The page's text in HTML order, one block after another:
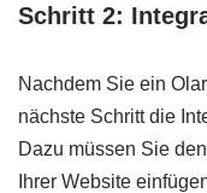
Schritt 2:
Nachdem Sie ein
nächste Schritt die
Dazu müssen Sie
Ihrer Website